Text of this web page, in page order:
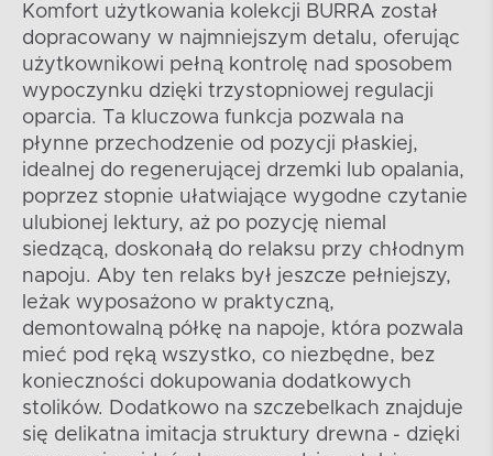
Komfort użytkowania kolekcji BURRA został
dopracowany w najmniejszym detalu, oferując
użytkownikowi pełną kontrolę nad sposobem
wypoczynku dzięki trzystopniowej regulacji
oparcia. Ta kluczowa funkcja pozwala na
płynne przechodzenie od pozycji płaskiej,
idealnej do regenerującej drzemki lub opalania,
poprzez stopnie ułatwiające wygodne czytanie
ulubionej lektury, aż po pozycję niemal
siedzącą, doskonałą do relaksu przy chłodnym
napoju. Aby ten relaks był jeszcze pełniejszy,
leżak wyposażono w praktyczną,
demontowalną półkę na napoje, która pozwala
mieć pod ręką wszystko, co niezbędne, bez
konieczności dokupowania dodatkowych
stolików. Dodatkowo na szczebelkach znajduje
się delikatna imitacja struktury drewna - dzięki